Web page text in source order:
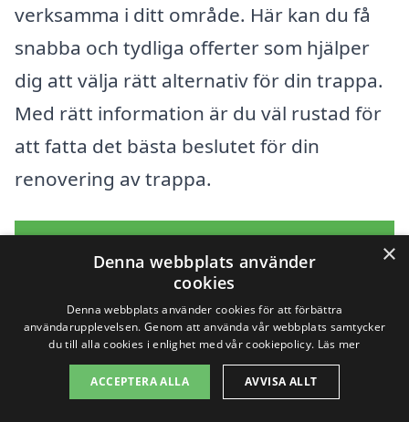
verksamma i ditt område. Här kan du få
snabba och tydliga offerter som hjälper
dig att välja rätt alternativ för din trappa.
Med rätt information är du väl rustad för
att fatta det bästa beslutet för din
renovering av trappa.
Få 3 erbjudanden, gratis och utan
förpliktelser
Sök efter en
×
Denna webbplats använder
cookies
Denna webbplats använder cookies för att förbättra
användarupplevelsen. Genom att använda vår webbplats samtycker
du till alla cookies i enlighet med vår cookiepolicy. Läs mer
ACCEPTERA ALLA AVVISA ALLT